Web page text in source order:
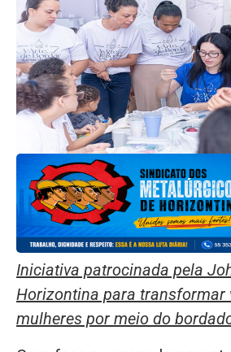
Iniciativa patrocinada pela
Horizontina para transformar
mulheres por meio do